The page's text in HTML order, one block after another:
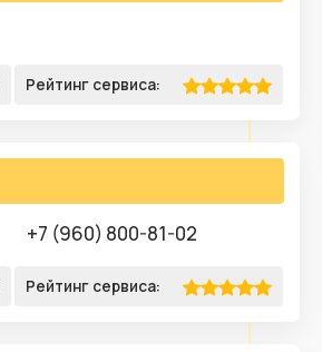
Рейтинг сервиса:
+7 (960) 800-81-02
Рейтинг сервиса: